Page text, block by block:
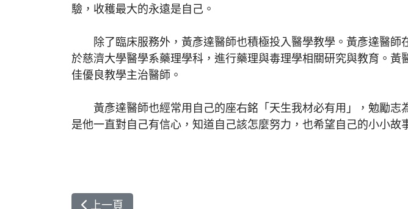
驗，收穫最大的永遠是自己。
除了臨床服務外，黃彥達醫師也積極投入醫學教學。黃彥達醫師
於慈濟大學醫學系藥理學科，進行藥理與毒理學相關研究與教育。
佳優良教學主治醫師。
黃彥達醫師也經常用自己的座右銘「天生我材必有用」，勉勵志
是他一直對自己有信心，知道自己該怎麼努力，也希望自己的小小故
上一篇文章: 東部首例「全吸收性血管支架」
上一頁